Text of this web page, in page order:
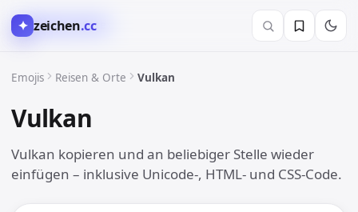
✦ zeichen.cc
Emojis Reisen & Orte Vulkan
Vulkan
Vulkan kopieren und an beliebiger Stelle wieder
einfügen – inklusive Unicode-, HTML- und CSS-Code.
✈️ Reisen & Orte